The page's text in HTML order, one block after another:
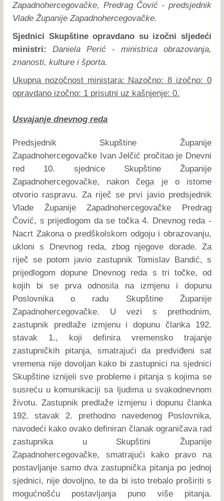
Zapadnohercegovačke, Predrag Čović - predsjednik
Vlade Županije Zapadnohercegovačke.
Sjednici Skupštine opravdano su izočni sljedeći
ministri:
Daniela Perić - ministrica obrazovanja,
znanosti, kulture i športa.
Ukupna nozočnost ministara: Nazočno: 8 izočno: 0
opravdano izočno: 1 prisutni uz kašnjenje: 0.
Usvajanje dnevnog reda
Predsjednik Skupštine Županije
Zapadnohercegovačke Ivan Jelčić pročitao je Dnevni
red 10. sjednice Skupštine Županije
Zapadnohercegovačke, nakon čega je o istome
otvorio raspravu. Za riječ se prvi javio predsjednik
Vlade Županije Zapadnohercegovačke Predrag
Čović, s prijedlogom da se točka 4. Dnevnog reda -
Nacrt Zakona o predškolskom odgoju i obrazovanju,
ukloni s Dnevnog reda, zbog njegove dorade. Za
riječ se potom javio zastupnik Tomislav Bandić, s
prijedlogom dopune Dnevnog reda s tri točke, od
kojih bi se prva odnosila na izmjenu i dopunu
Poslovnika o radu Skupštine Županije
Zapadnohercegovačke. U vezi s prethodnim,
zastupnik predlaže izmjenu i dopunu članka 192.
stavak 1., koji definira vremensko trajanje
zastupničkih pitanja, smatrajući da predviđeni sat
vremena nije dovoljan kako bi zastupnici na sjednici
Skupštine iznijeli sve probleme i pitanja s kojima se
susreću u komunikaciji sa ljudima u svakodnevnom
životu. Zastupnik predlaže izmjenu i dopunu članka
192. stavak 2. prethodno navedenog Poslovnika,
navodeći kako ovako definiran članak ograničava rad
zastupnika u Skupštini Županije
Zapadnohercegovačke, smatrajući kako pravo na
postavljanje samo dva zastupnička pitanja po jednoj
sjednici, nije dovoljno, te da bi isto trebalo proširiti s
mogućnošću postavljanja puno više pitanja.